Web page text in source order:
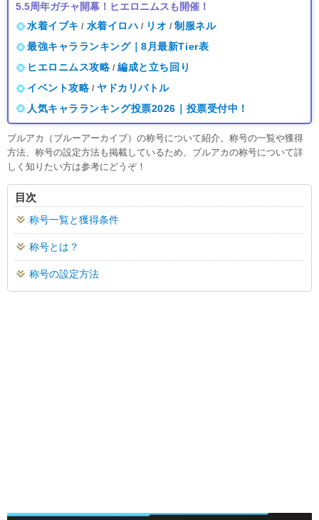
5.5周年ガチャ開幕！ヒエロニムスも開催！
水着イブキ / 水着イロハ / リオ / 制服ネル
最強キャラランキング｜8月最新Tier表
ヒエロニムス攻略 / 編成と立ち回り
イベント攻略 / ヤドカリバトル
人気キャラランキング投票2026｜投票受付中！
ブルアカ（ブルーアーカイブ）の称号について紹介。称号の一覧や獲得
方法、称号の設定方法も掲載しているため、ブルアカの称号について詳
しく知りたい方は参考にどうぞ！
目次
称号一覧と獲得条件
称号とは？
称号の設定方法